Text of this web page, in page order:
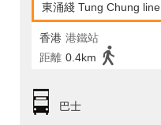
東涌綫 Tung Chung line
香港 港鐵站
距離 0.4km
巴士